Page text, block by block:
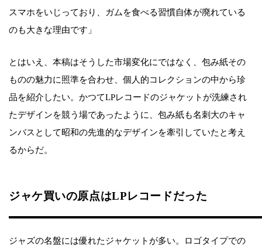
スマホをいじっており、ガムを食べる習慣自体が廃れている
のも大きな理由です」
とはいえ、本稿はそうした市場変化にではなく、包み紙その
ものの魅力に照準を合わせ、個人的コレクションの中から珍
品を紹介したい。かつてLPレコードのジャケットが洗練され
たデザインを競う場であったように、包み紙も名刺大のキャ
ンバスとして昭和の先進的なデザインを牽引していたと考え
るからだ。
ジャケ買いの原点はLPレコードだった
ジャズの名盤には優れたジャケットが多い。ロゴタイプでの